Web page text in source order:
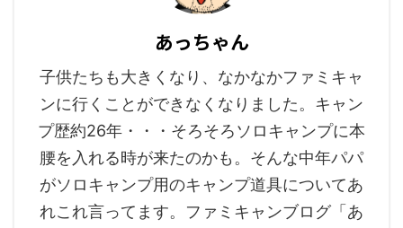
あっちゃん
子供たちも大きくなり、なかなかファミキャ
ンに行くことができなくなりました。キャン
プ歴約26年・・・そろそろソロキャンプに本
腰を入れる時が来たのかも。そんな中年パパ
がソロキャンプ用のキャンプ道具についてあ
れこれ言ってます。ファミキャンブログ「あ